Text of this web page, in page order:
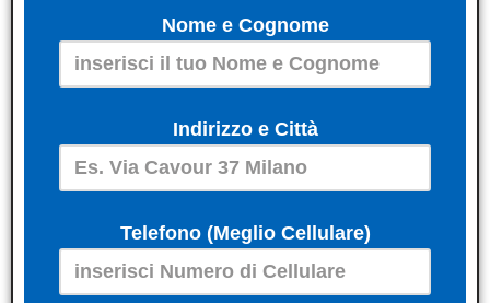
Nome e Cognome
Indirizzo e Città
Telefono (Meglio Cellulare)